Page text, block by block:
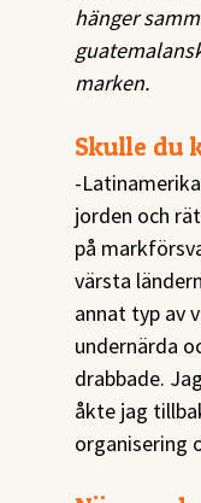
hänger
marken.
Skulle du
-
jorden och
på
värsta
annat typ av
undernärda
drabbade.
åkte jag
organisering